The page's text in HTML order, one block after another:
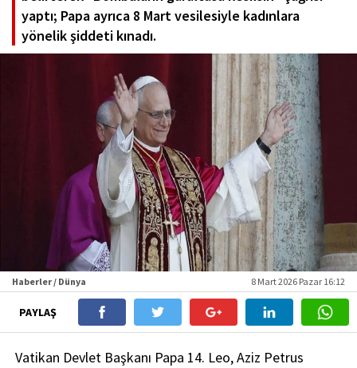
yaptı; Papa ayrıca 8 Mart vesilesiyle kadınlara
yönelik şiddeti kınadı.
Haberler / Dünya 8 Mart 2026 Pazar 16:12
PAYLAŞ
Vatikan Devlet Başkanı Papa 14. Leo, Aziz Petrus